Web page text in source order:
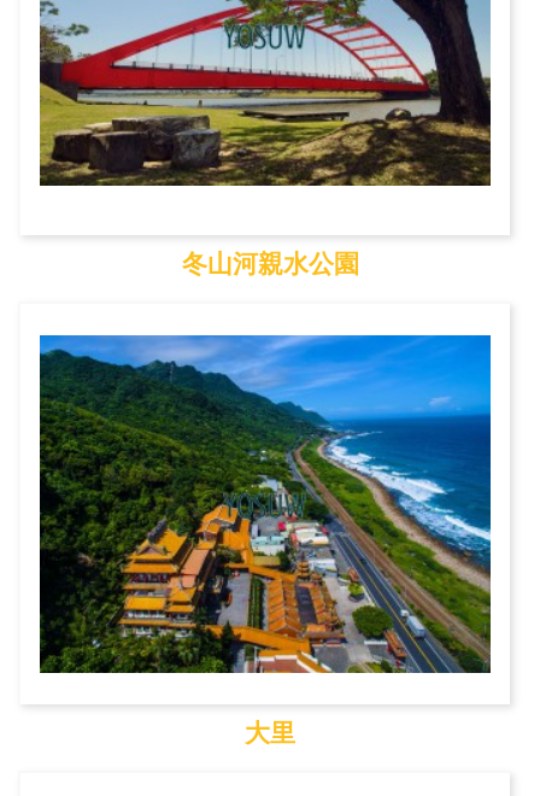
冬山河親水公園
冬山河親水公園
大里